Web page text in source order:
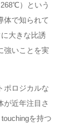
）という
体で知られて
大きな比誘
強いことを実
ポロジカルな
が近年注目さ
を持つ